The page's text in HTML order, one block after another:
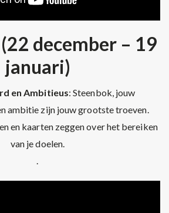
december – 19
januari)
en Ambitieus: Steenbok, jouw
ambitie zijn jouw grootste troeven.
en kaarten zeggen over het bereiken
van je doelen.
.